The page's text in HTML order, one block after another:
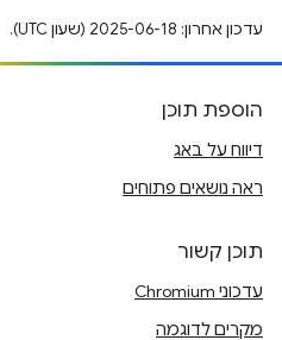
עדכון אחרון: 2025-06-18 (שעון UTC).
הוספת תוכן
דיווח על באג
ראה נושאים פתוחים
תוכן קשור
עדכוני Chromium
מקרים לדוגמה